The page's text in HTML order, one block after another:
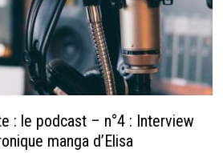
: le podcast – n°4 : Interview
manga d’Elisa